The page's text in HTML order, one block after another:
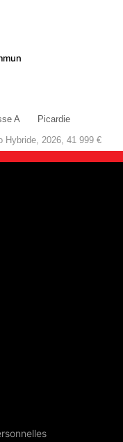
A
Picardie
Hybride, 2026, 41 999 €